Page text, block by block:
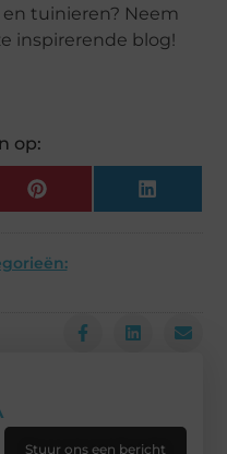
tuinieren? Neem
inspirerende blog!
op:
Pinterest LinkedIn
Stuur ons een bericht